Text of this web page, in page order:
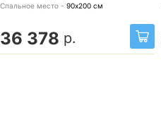
Спальное место - 90х200 см
36 378 р.